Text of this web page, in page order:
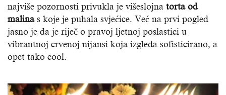
najviše pozornosti privukla je višeslojna torta od
malinas koje je puhala svjećice. Već na prvi pogled
jasno je da je riječ o pravoj ljetnoj poslastici u
vibrantnoj crvenoj nijansi koja izgleda sofisticirano, a
opet tako cool.